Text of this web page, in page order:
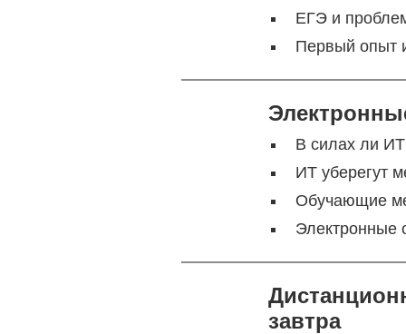
ЕГЭ и
Первый опыт
В силах ли
ИТ уберегут
Обучающие
Электронные
завтра